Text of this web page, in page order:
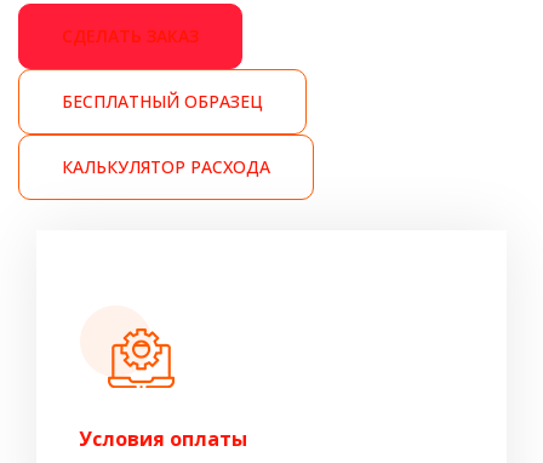
СДЕЛАТЬ ЗАКАЗ
БЕСПЛАТНЫЙ ОБРАЗЕЦ
КАЛЬКУЛЯТОР РАСХОДА
Условия оплаты